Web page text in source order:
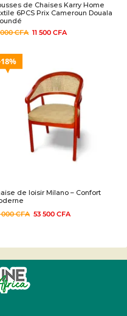
de Chaises Karry Home
6PCS Prix Cameroun Douala
000CFA 11 500 CFA
18%
de loisir Milano – Confort
000CFA 53 500 CFA